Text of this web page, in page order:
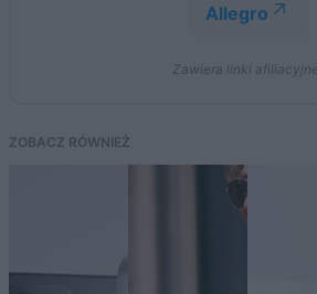
Allegro
Zawiera linki
ZOBACZ RÓWNIEŻ